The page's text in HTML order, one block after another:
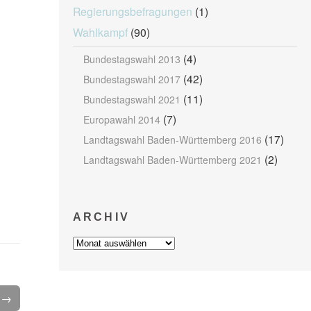
→
Regierungsbefragungen (1)
Wahlkampf(90)
Bundestagswahl 2013 (4)
Bundestagswahl 2017(42)
Bundestagswahl 2021 (11)
Europawahl 2014(7)
Landtagswahl Baden-Württemberg 2016 (17)
Landtagswahl Baden-Württemberg 2021 (2)
ARCHIV
Archiv